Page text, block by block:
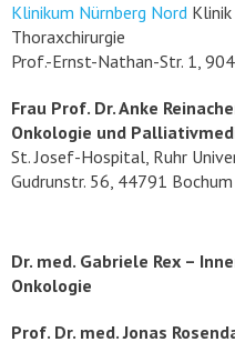
Klinikum Nürnberg Nord
Thoraxchirurgie
Prof.-Ernst-Nathan-Str. 1,
Frau Prof. Dr. Anke
Onkologie und
St. Josef-Hospital, Ruhr
Gudrunstr. 56, 44791 Bochum
Dr. med. Gabriele Rex –
Onkologie
Prof. Dr. med. Jonas